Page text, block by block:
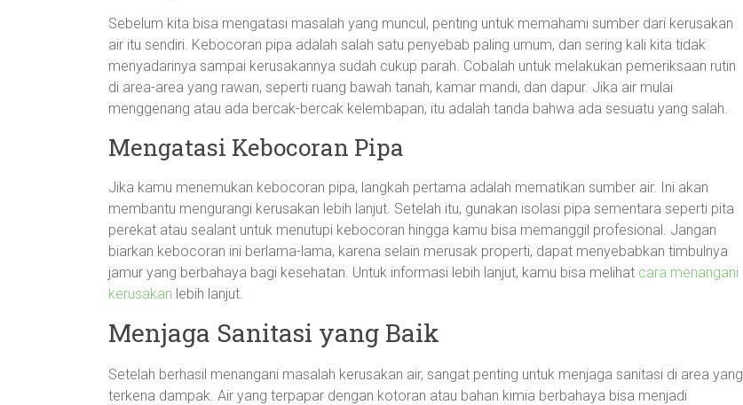
Sebelum kita bisa mengatasi masalah yang muncul, penting untuk memahami sumber dari kerusakan
air itu sendiri. Kebocoran pipa adalah salah satu penyebab paling umum, dan sering kali kita tidak
menyadarinya sampai kerusakannya sudah cukup parah. Cobalah untuk melakukan pemeriksaan rutin
di area-area yang rawan, seperti ruang bawah tanah, kamar mandi, dan dapur. Jika air mulai
menggenang atau ada bercak-bercak kelembapan, itu adalah tanda bahwa ada sesuatu yang salah.
Mengatasi Kebocoran Pipa
Jika kamu menemukan kebocoran pipa, langkah pertama adalah mematikan sumber air. Ini akan
membantu mengurangi kerusakan lebih lanjut. Setelah itu, gunakan isolasi pipa sementara seperti pita
perekat atau sealant untuk menutupi kebocoran hingga kamu bisa memanggil profesional. Jangan
biarkan kebocoran ini berlama-lama, karena selain merusak properti, dapat menyebabkan timbulnya
jamur yang berbahaya bagi kesehatan. Untuk informasi lebih lanjut, kamu bisa melihat cara menangani
kerusakan lebih lanjut.
Menjaga Sanitasi yang Baik
Setelah berhasil menangani masalah kerusakan air, sangat penting untuk menjaga sanitasi di area yang
terkena dampak. Air yang terpapar dengan kotoran atau bahan kimia berbahaya bisa menjadi